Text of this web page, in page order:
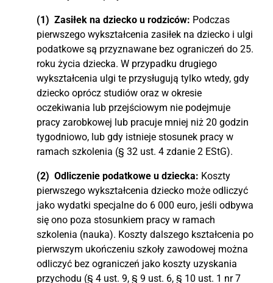
(1) Zasiłek na dziecko u rodziców: Podczas
pierwszego wykształcenia zasiłek na dziecko i ulgi
podatkowe są przyznawane bez ograniczeń do 25.
roku życia dziecka. W przypadku drugiego
wykształcenia ulgi te przysługują tylko wtedy, gdy
dziecko oprócz studiów oraz w okresie
oczekiwania lub przejściowym nie podejmuje
pracy zarobkowej lub pracuje mniej niż 20 godzin
tygodniowo, lub gdy istnieje stosunek pracy w
ramach szkolenia (§ 32 ust. 4 zdanie 2 EStG).
(2) Odliczenie podatkowe u dziecka: Koszty
pierwszego wykształcenia dziecko może odliczyć
jako wydatki specjalne do 6 000 euro, jeśli odbywa
się ono poza stosunkiem pracy w ramach
szkolenia (nauka). Koszty dalszego kształcenia po
pierwszym ukończeniu szkoły zawodowej można
odliczyć bez ograniczeń jako koszty uzyskania
przychodu (§ 4 ust. 9, § 9 ust. 6, § 10 ust. 1 nr 7